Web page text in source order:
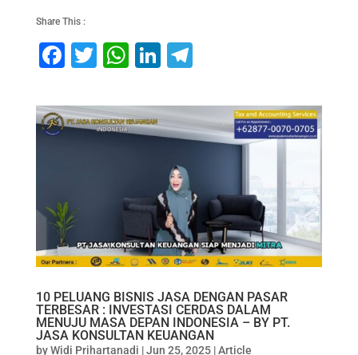
Share This :
F
c
e
o
k
T
tt
er
W
at
s
p
Li
k
e
dI
n
e
gr
m
10 PELUANG BISNIS JASA DENGAN PASAR
TERBESAR : INVESTASI CERDAS DALAM
MENUJU MASA DEPAN INDONESIA – BY PT.
JASA KONSULTAN KEUANGAN
byWidi Prihartanadi |Jun 25, 2025|Article